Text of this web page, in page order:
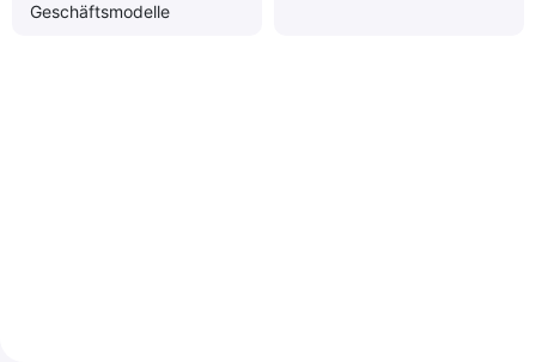
Geschäftsmodelle